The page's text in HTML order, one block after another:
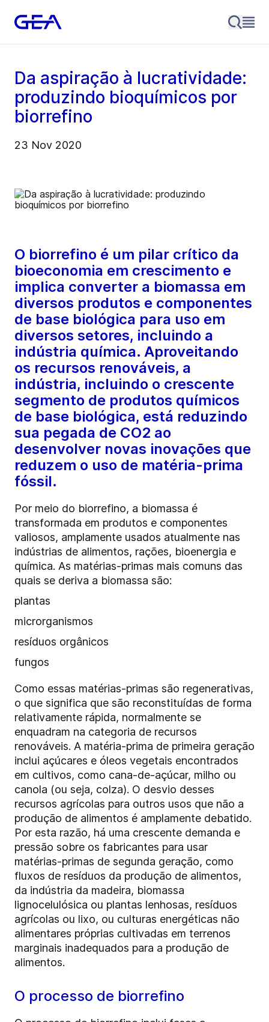
Da aspiração à lucratividade:
produzindo bioquímicos por
biorrefino
23 Nov 2020
O biorrefino é um pilar crítico da
bioeconomia em crescimento e
implica converter a biomassa em
diversos produtos e componentes
de base biológica para uso em
diversos setores, incluindo a
indústria química. Aproveitando
os recursos renováveis, a
indústria, incluindo o crescente
segmento de produtos químicos
de base biológica, está reduzindo
sua pegada de CO2 ao
desenvolver novas inovações que
reduzem o uso de matéria-prima
fóssil.
Por meio do biorrefino, a biomassa é
transformada em produtos e componentes
valiosos, amplamente usados atualmente nas
indústrias de alimentos, rações, bioenergia e
química. As matérias-primas mais comuns das
quais se deriva a biomassa são:
plantas
microrganismos
resíduos orgânicos
fungos
Como essas matérias-primas são regenerativas,
o que significa que são reconstituídas de forma
relativamente rápida, normalmente se
enquadram na categoria de recursos
renováveis. A matéria-prima de primeira geração
inclui açúcares e óleos vegetais encontrados
em cultivos, como cana-de-açúcar, milho ou
canola (ou seja, colza). O desvio desses
recursos agrícolas para outros usos que não a
produção de alimentos é amplamente debatido.
Por esta razão, há uma crescente demanda e
pressão sobre os fabricantes para usar
matérias-primas de segunda geração, como
fluxos de resíduos da produção de alimentos,
da indústria da madeira, biomassa
lignocelulósica ou plantas lenhosas, resíduos
agrícolas ou lixo, ou culturas energéticas não
alimentares próprias cultivadas em terrenos
marginais inadequados para a produção de
alimentos.
O processo de biorrefino